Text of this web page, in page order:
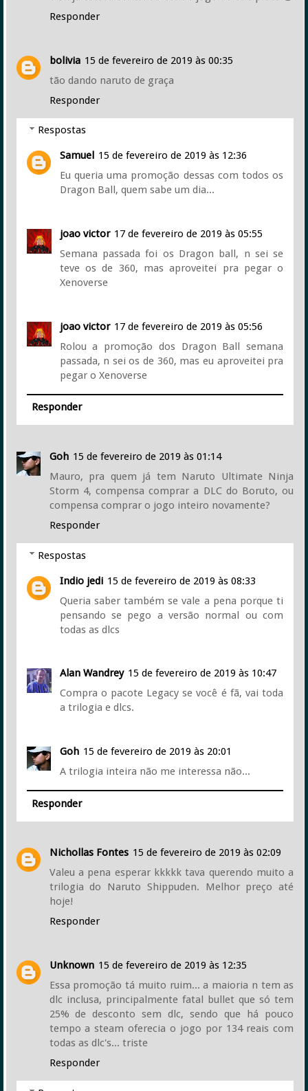
Responder
bolivia 15 de fevereiro de 2019 às 00:35
tão dando naruto de graça
Responder
Respostas
Samuel 15 de fevereiro de 2019 às 12:36
Eu queria uma promoção dessas com todos os
Dragon Ball, quem sabe um dia...
joao victor 17 de fevereiro de 2019 às 05:55
Semana passada foi os Dragon ball, n sei se
teve os de 360, mas aproveitei pra pegar o
Xenoverse
joao victor 17 de fevereiro de 2019 às 05:56
Rolou a promoção dos Dragon Ball semana
passada, n sei os de 360, mas eu aproveitei pra
pegar o Xenoverse
Responder
Goh 15 de fevereiro de 2019 às 01:14
Mauro, pra quem já tem Naruto Ultimate Ninja
Storm 4, compensa comprar a DLC do Boruto, ou
compensa comprar o jogo inteiro novamente?
Responder
Respostas
Indio jedi 15 de fevereiro de 2019 às 08:33
Queria saber também se vale a pena porque ti
pensando se pego a versão normal ou com
todas as dlcs
Alan Wandrey 15 de fevereiro de 2019 às 10:47
Compra o pacote Legacy se você é fã, vai toda
a trilogia e dlcs.
Goh 15 de fevereiro de 2019 às 20:01
A trilogia inteira não me interessa não...
Responder
Nichollas Fontes 15 de fevereiro de 2019 às 02:09
Valeu a pena esperar kkkkk tava querendo muito a
trilogia do Naruto Shippuden. Melhor preço até
hoje!
Responder
Unknown 15 de fevereiro de 2019 às 12:35
Essa promoção tá muito ruim... a maioria n tem as
dlc inclusa, principalmente fatal bullet que só tem
25% de desconto sem dlc, sendo que há pouco
tempo a steam oferecia o jogo por 134 reais com
todas as dlc's... triste
Responder